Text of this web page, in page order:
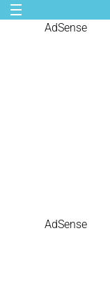
AdSense
AdSense